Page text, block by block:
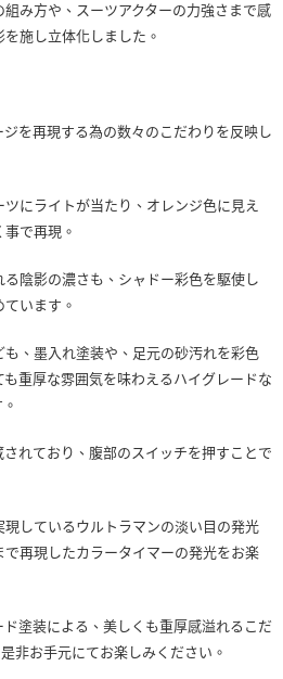
み方や、スーツアクターの力強さまで感
施し立体化しました。
を再現する為の数々のこだわりを反映し
にライトが当たり、オレンジ色に見え
で再現。
陰影の濃さも、シャドー彩色を駆使し
います。
、墨入れ塗装や、足元の砂汚れを彩色
重厚な雰囲気を味わえるハイグレードな
れており、腹部のスイッチを押すことで
しているウルトラマンの淡い目の発光
再現したカラータイマーの発光をお楽
塗装による、美しくも重厚感溢れるこだ
非お手元にてお楽しみください。